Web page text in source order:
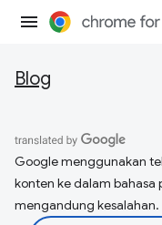
Blog
Google menggunakan
konten ke dalam bahasa
mengandung kesalahan.